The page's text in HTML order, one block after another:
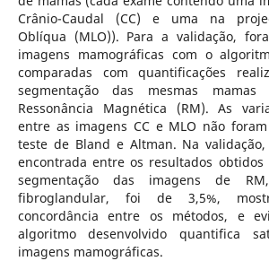
Crânio-Caudal (CC) e uma na
Oblíqua (MLO)). Para a validação,
imagens mamográficas com o
comparadas com quantificações
segmentação das mesmas
Ressonância Magnética (RM). As
entre as imagens CC e MLO não
teste de Bland e Altman. Na
encontrada entre os resultados
segmentação das imagens de
fibroglandular, foi de 3,5%,
concordância entre os métodos, e
algoritmo desenvolvido quantifica
imagens mamográficas.